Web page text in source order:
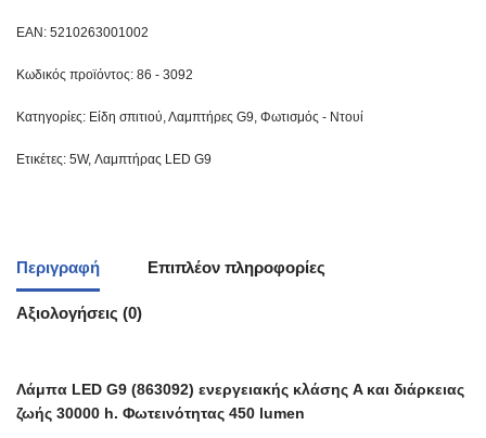
EAN: 5210263001002
Κωδικός προϊόντος: 86 - 3092
Κατηγορίες: Είδη σπιτιού,Λαμπτήρες G9, Φωτισμός - Ντουί
Ετικέτες: 5W, Λαμπτήρας LED G9
Περιγραφή Επιπλέον πληροφορίες
Αξιολογήσεις (0)
Λάμπα LED G9 (863092) ενεργειακής κλάσης A και διάρκειας
ζωής 30000 h. Φωτεινότητας 450 lumen